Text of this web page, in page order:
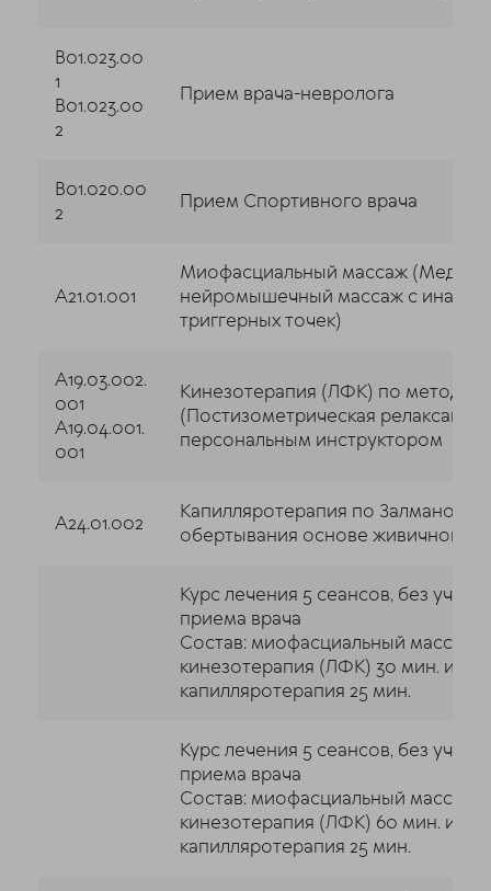
B01.023.00
1
B01.023.00
2
Прием врача-невролога
B01.020.00
2
Прием Спортивного врача
A21.01.001
Миофасциальный массаж
нейромышечный массаж с
триггерных точек)
A19.03.002.
001
A19.04.001.
001
Кинезотерапия (ЛФК) по методу
(Постизометрическая
персональным инструктором
A24.01.002
Капилляротерапия по Залманову
обертывания основе живичного
Курс лечения 5 сеансов, без
приема врача
Состав: миофасциальный массаж
кинезотерапия (ЛФК) 30 мин. и
капилляротерапия 25 мин.
Курс лечения 5 сеансов, без
приема врача
Состав: миофасциальный массаж
кинезотерапия (ЛФК) 60 мин. и
капилляротерапия 25 мин.